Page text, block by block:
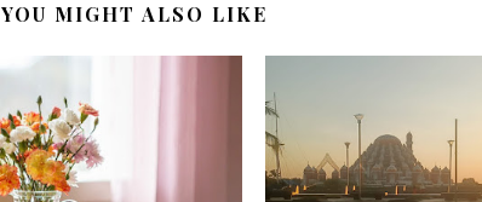
YOU MIGHT ALSO LIKE